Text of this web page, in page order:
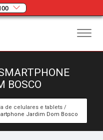
BOSCO
de celulares e tablets
Jardim Dom Bosco